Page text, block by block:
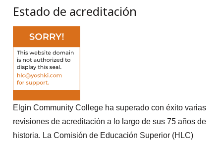
Estado de acreditación
Elgin Community College ha superado con éxito varias
revisiones de acreditación a lo largo de sus 75 años de
historia. La Comisión de Educación Superior (HLC)